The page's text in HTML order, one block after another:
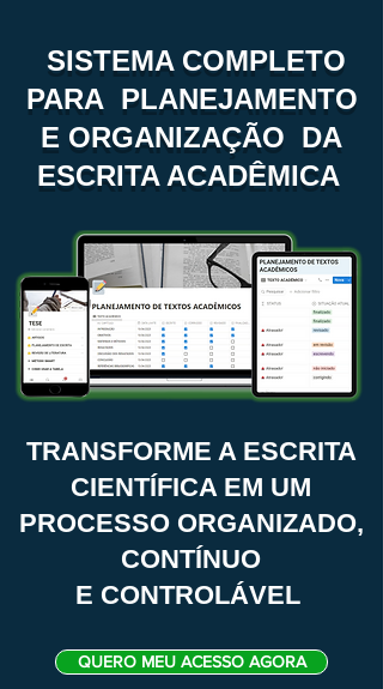
SISTEMA COMPLETO
PARA PLANEJAMENTO
E ORGANIZAÇÃO DA
ESCRITA ACADÊMICA
TRANSFORME A ESCRITA
CIENTÍFICA EM UM
PROCESSO ORGANIZADO,
CONTÍNUO
E CONTROLÁVEL
QUERO MEU ACESSO AGORA